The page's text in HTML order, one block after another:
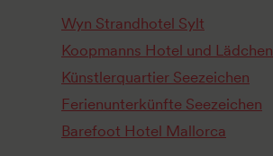
Wyn Strandhotel Sylt
Koopmanns Hotel und Lädchen
Künstlerquartier Seezeichen
Ferienunterkünfte Seezeichen
Barefoot Hotel Mallorca